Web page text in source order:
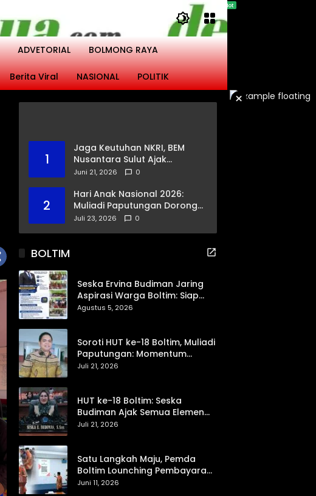
ADVETORIAL BOLMONG RAYA
Berita Viral NASIONAL POLITIK
×
1
Jaga Keutuhan NKRI, BEM
Nusantara Sulut Ajak
Masyarakat Gandeng Polri
Kondusif
Juni 21, 2026 0
2
Hari Anak Nasional 2026:
Muliadi Paputungan Dorong
Pemerataan Akses
Juli 23, 2026 0
BOLTIM
Seska Ervina Budiman Jaring
Aspirasi Warga Boltim: Siap
Perjuangkan IPR, Jalan Trans,
Agustus 5, 2026
Soroti HUT ke-18 Boltim, Muliadi
Paputungan: Momentum
Refleksi Menuju Daerah Mandiri
Juli 21, 2026
HUT ke-18 Boltim: Seska
Budiman Ajak Semua Elemen
Bersinergi untuk Kemajuan
Juli 21, 2026
Satu Langkah Maju, Pemda
Boltim Lounching Pembayaran
PBB Lewat Scan Qris
Juni 11, 2026